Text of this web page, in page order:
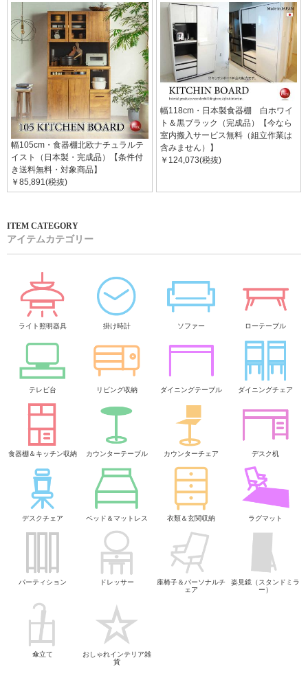
幅105cm・食器棚北欧ナチュラルテ
イスト（日本製・完成品）【条件付
き送料無料・対象商品】
￥85,891(税抜)
幅118cm・日本製食器棚 白ホワイ
ト＆黒ブラック（完成品）【今なら
室内搬入サービス無料（組立作業は
含みません）】
￥124,073(税抜)
アイテムカテゴリー
ライト照明器具 掛け時計 ソファー ローテーブル
テレビ台 リビング収納 ダイニングテーブル ダイニングチェア
食器棚＆キッチン収納 カウンターテーブル カウンターチェア デスク机
デスクチェア ベッド＆マットレス 衣類＆玄関収納 ラグマット
パーティション ドレッサー
座椅子＆パーソナルチ
ェア
姿見鏡（スタンドミラ
ー）
傘立て
おしゃれインテリア雑
貨